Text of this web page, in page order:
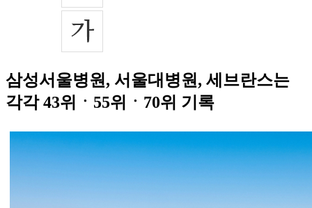
삼성서울병원, 서울대병원, 세브란스는
각각 43위ㆍ55위ㆍ70위 기록